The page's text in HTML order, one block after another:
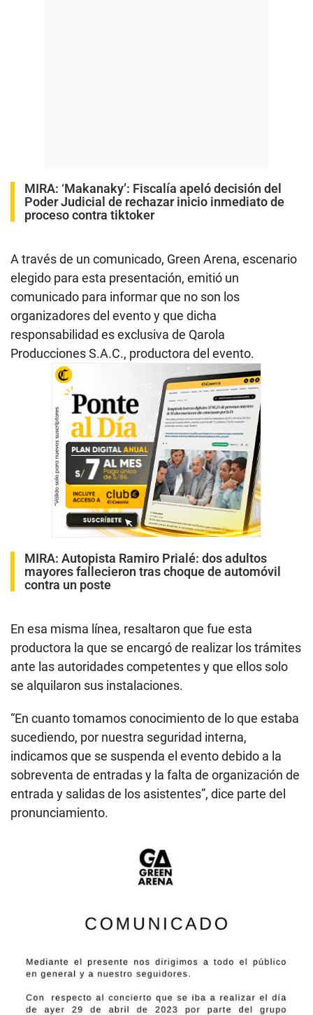
MIRA: ‘Makanaky’: Fiscalía apeló decisión del
Poder Judicial de rechazar inicio inmediato de
proceso contra tiktoker
A través de un comunicado, Green Arena, escenario
elegido para esta presentación, emitió un
comunicado para informar que no son los
organizadores del evento y que dicha
responsabilidad es exclusiva de Qarola
Producciones S.A.C., productora del evento.
MIRA: Autopista Ramiro Prialé: dos adultos
mayores fallecieron tras choque de automóvil
contra un poste
En esa misma línea, resaltaron que fue esta
productora la que se encargó de realizar los trámites
ante las autoridades competentes y que ellos solo
se alquilaron sus instalaciones.
“En cuanto tomamos conocimiento de lo que estaba
sucediendo, por nuestra seguridad interna,
indicamos que se suspenda el evento debido a la
sobreventa de entradas y la falta de organización de
entrada y salidas de los asistentes”, dice parte del
pronunciamiento.